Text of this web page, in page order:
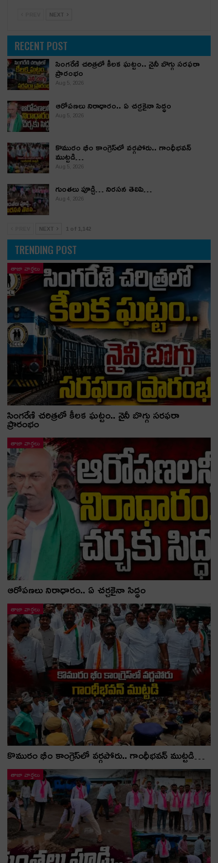
NEXT
RECENT POST
సింగరేణి చరిత్రలో కీలక ఘట్టం.. నైనీ బొగ్గు సరఫరా
ప్రారంభం
Aug 5, 2026
ఆరోపణలు నిరాధారం.. ఏ చర్చకైనా సిద్ధం
Aug 5, 2026
కొమురం భీం కాంగ్రెస్‌లో వర్గపోరు.. గాంధీభవన్
ముట్టడి…
Aug 5, 2026
గుంతలు పూడ్చి… నిరసన తెలిపి…
Aug 4, 2026
NEXT 1 of 1,142
TRENDING POST
తాజా వార్తలు
సింగరేణి చరిత్రలో కీలక ఘట్టం.. నైనీ బొగ్గు సరఫరా
ప్రారంభం
తాజా వార్తలు
ఆరోపణలు నిరాధారం.. ఏ చర్చకైనా సిద్ధం
తాజా వార్తలు
కొమురం భీం కాంగ్రెస్‌లో వర్గపోరు.. గాంధీభవన్ ముట్టడి…
తాజా వార్తలు